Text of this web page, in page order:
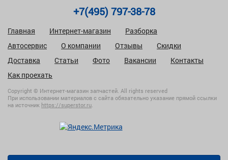
+7(495) 797-38-78
Главная Интернет-магазин
Разборка
Автосервис
О компании Отзывы
Скидки
Доставка
Статьи Фото Вакансии
Контакты
Как проехать
Copyright © Интернет-магазин запчастей. All rights reserved
При использовании материалов с сайта обязательно указание прямой ссылки
на источник https://superstor.ru.